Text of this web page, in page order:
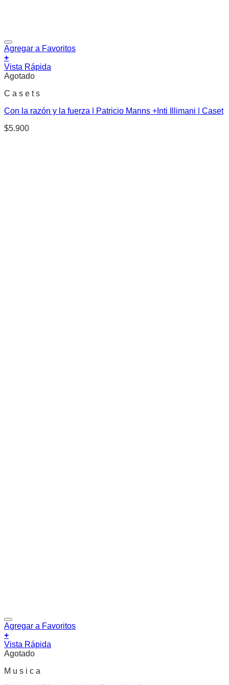
Agregar a Favoritos
+
Vista Rápida
Agotado
C a s e t s
Con la razón y la fuerza | Patricio Manns +Inti Illimani | Caset
$5.900
Agregar a Favoritos
+
Vista Rápida
Agotado
M u s i c a